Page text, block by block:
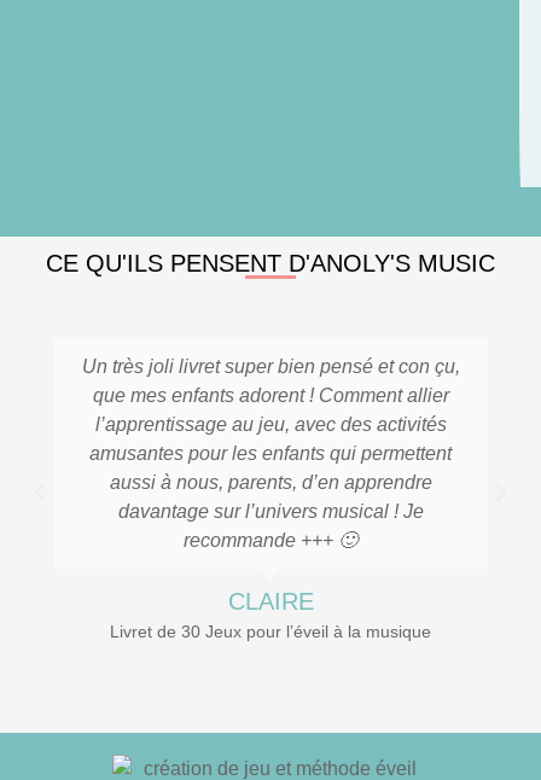
CE QU'ILS PENSENT D'ANOLY'S MUSIC
Un très joli livret super bien pensé et con çu,
que mes enfants adorent ! Comment allier
l’apprentissage au jeu, avec des activités
amusantes pour les enfants qui permettent
aussi à nous, parents, d’en apprendre
davantage sur l’univers musical ! Je
recommande +++ 🙂
CLAIRE
Livret de 30 Jeux pour l’éveil à la musique